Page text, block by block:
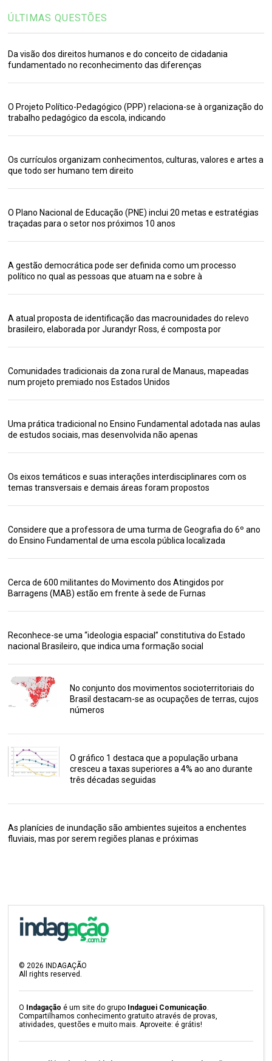
ÚLTIMAS QUESTÕES
Da visão dos direitos humanos e do conceito de cidadania
fundamentado no reconhecimento das diferenças
O Projeto Político-Pedagógico (PPP) relaciona-se à organização do
trabalho pedagógico da escola, indicando
Os currículos organizam conhecimentos, culturas, valores e artes a
que todo ser humano tem direito
O Plano Nacional de Educação (PNE) inclui 20 metas e estratégias
traçadas para o setor nos próximos 10 anos
A gestão democrática pode ser definida como um processo
político no qual as pessoas que atuam na e sobre à
A atual proposta de identificação das macrounidades do relevo
brasileiro, elaborada por Jurandyr Ross, é composta por
Comunidades tradicionais da zona rural de Manaus, mapeadas
num projeto premiado nos Estados Unidos
Uma prática tradicional no Ensino Fundamental adotada nas aulas
de estudos sociais, mas desenvolvida não apenas
Os eixos temáticos e suas interações interdisciplinares com os
temas transversais e demais áreas foram propostos
Considere que a professora de uma turma de Geografia do 6º ano
do Ensino Fundamental de uma escola pública localizada
Cerca de 600 militantes do Movimento dos Atingidos por
Barragens (MAB) estão em frente à sede de Furnas
Reconhece-se uma “ideologia espacial” constitutiva do Estado
nacional Brasileiro, que indica uma formação social
No conjunto dos movimentos socioterritoriais do
Brasil destacam-se as ocupações de terras, cujos
números
O gráfico 1 destaca que a população urbana
cresceu a taxas superiores a 4% ao ano durante
três décadas seguidas
As planícies de inundação são ambientes sujeitos a enchentes
fluviais, mas por serem regiões planas e próximas
©2026 INDAGAÇÃO
All rights reserved.
O Indagação é um site do grupo Indaguei Comunicação.
Compartilhamos conhecimento gratuito através de provas,
atividades, questões e muito mais. Aproveite: é grátis!